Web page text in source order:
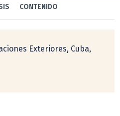
CONTENIDO
Exteriores, Cuba,